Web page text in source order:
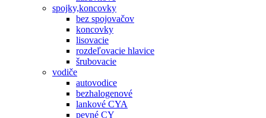
spojky,koncovky
bez spojovačov
koncovky
lisovacie
rozdeľovacie hlavice
šrubovacie
vodiče
autovodice
bezhalogenové
lankové CYA
pevné CY